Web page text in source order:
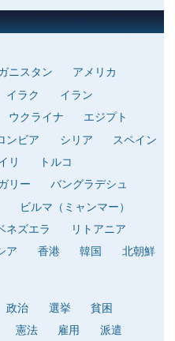
ニスタン
アメリカ
イラク
イラン
ウクライナ
エジプト
ンビア シリア
スペイン
リ
トルコ
リー
バングラデシュ
ビルマ（ミャンマー）
ネズエラ
リトアニア
ア 香港 韓国 北朝鮮
政治 選挙
貧困
憲法 雇用
派遣